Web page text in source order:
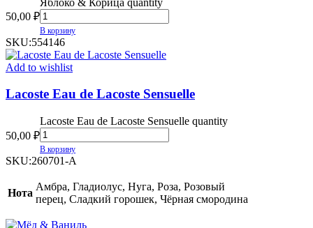
50,00 ₽
В корзину
SKU:554146
Add to wishlist
Lacoste Eau de Lacoste Sensuelle
50,00 ₽
Lacoste Eau de Lacoste Sensuelle quantity
В корзину
SKU:260701-A
Нота
Амбра, Гладиолус, Нуга, Роза, Розовый
перец, Сладкий горошек, Чёрная смородина